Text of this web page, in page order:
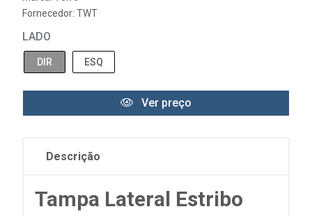
Fornecedor: TWT
LADO
DIR ESQ
Ver preço
Descrição
Tampa Lateral Estribo